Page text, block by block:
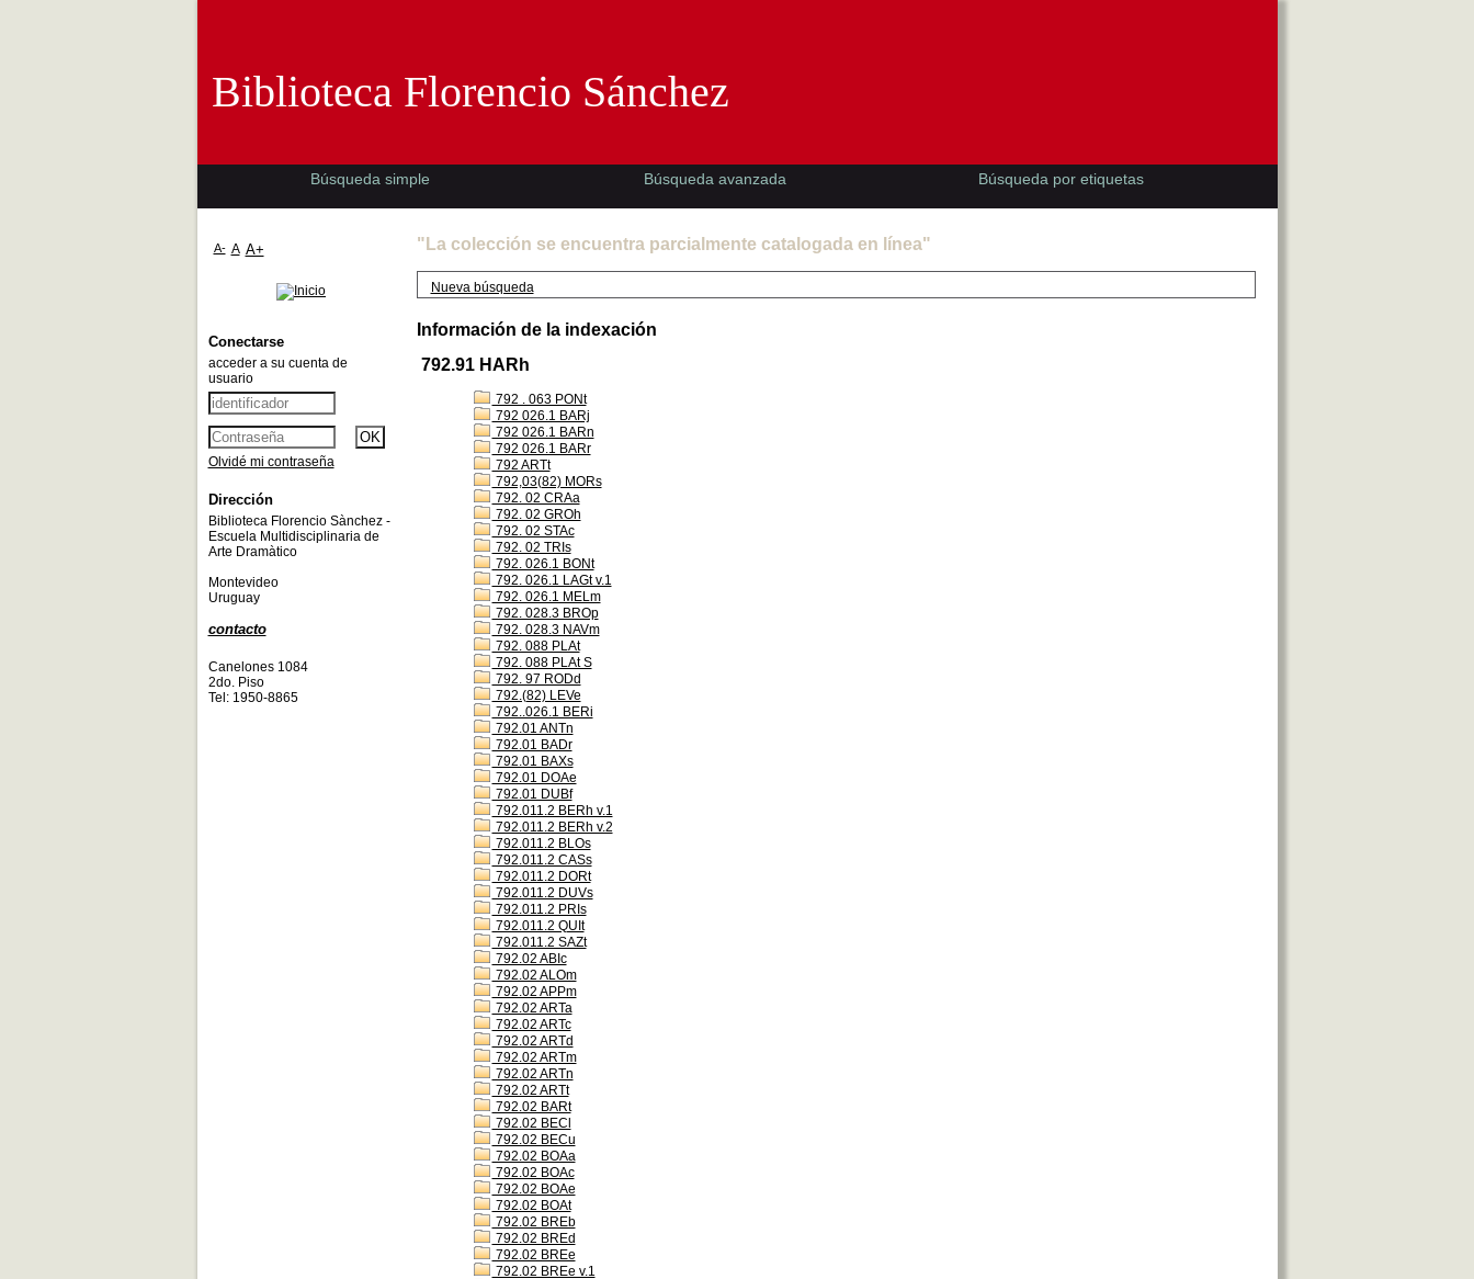
"La colección se encuentra parcialmente catalogada en línea"
Nueva búsqueda
Información de la indexación
792.91 HARh
792 . 063 PONt
792 026.1 BARj
792 026.1 BARn
792 026.1 BARr
792 ARTt
792,03(82) MORs
792. 02 CRAa
792. 02 GROh
792. 02 STAc
792. 02 TRIs
792. 026.1 BONt
792. 026.1 LAGt v.1
792. 026.1 MELm
792. 028.3 BROp
792. 028.3 NAVm
792. 088 PLAt
792. 088 PLAt S
792. 97 RODd
792.(82) LEVe
792..026.1 BERi
792.01 ANTn
792.01 BADr
792.01 BAXs
792.01 DOAe
792.01 DUBf
792.011.2 BERh v.1
792.011.2 BERh v.2
792.011.2 BLOs
792.011.2 CASs
792.011.2 DORt
792.011.2 DUVs
792.011.2 PRIs
792.011.2 QUIt
792.011.2 SAZt
792.02 ABIc
792.02 ALOm
792.02 APPm
792.02 ARTa
792.02 ARTc
792.02 ARTd
792.02 ARTm
792.02 ARTn
792.02 ARTt
792.02 BARt
792.02 BECl
792.02 BECu
792.02 BOAa
792.02 BOAc
792.02 BOAe
792.02 BOAt
792.02 BREb
792.02 BREd
792.02 BREe
792.02 BREe v.1
Biblioteca Florencio Sánchez
Búsqueda simple Búsqueda avanzada Búsqueda por etiquetas
A- A A+
Conectarse
acceder a su cuenta de
usuario
Olvidé mi contraseña
Dirección
Biblioteca Florencio Sànchez -
Escuela Multidisciplinaria de
Arte Dramàtico
Montevideo
Uruguay
contacto
Canelones 1084
2do. Piso
Tel: 1950-8865